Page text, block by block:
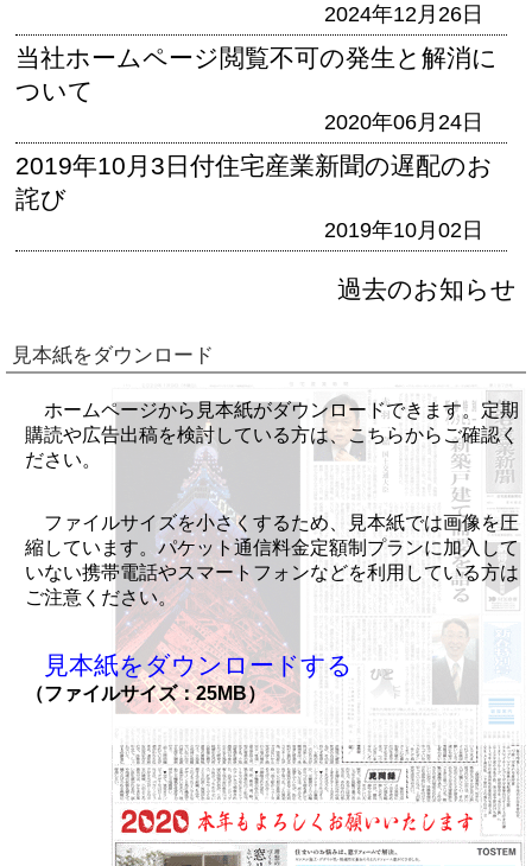
2024年12月26日
当社ホームページ閲覧不可の発生と解消に
ついて
2020年06月24日
2019年10月3日付住宅産業新聞の遅配のお
詫び
2019年10月02日
過去のお知らせ
見本紙をダウンロード
ホームページから見本紙がダウンロードできます。定期
購読や広告出稿を検討している方は、こちらからご確認く
ださい。
ファイルサイズを小さくするため、見本紙では画像を圧
縮しています。パケット通信料金定額制プランに加入して
いない携帯電話やスマートフォンなどを利用している方は
ご注意ください。
見本紙をダウンロードする
（ファイルサイズ：25MB）